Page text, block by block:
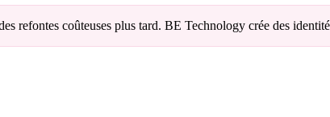
refontes coûteuses plus tard. BE Technology crée des